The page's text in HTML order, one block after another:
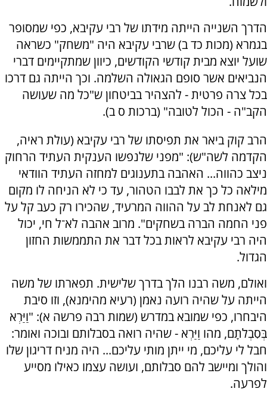
הדרך השנייה הייתה מידתו של רבי עקיבא, כפי שמסופר
בגמרא (מכות כד ב) שרבי עקיבא היה "משחק" כשראה
שועל יוצא מבית קודשי הקודשים, כיוון שמתקיימים דברי
הנביאים אשר סופם הגאולה השלמה. וכך הייתה גם דרכו
בכל צרה פרטית - להצהיר בביטחון ש"כל מה שעושה
הקב"ה - הכול לטובה" (ברכות ס ב).
הרב קוק ביאר את תפיסתו של רבי עקיבא (עולת ראיה,
הקדמה לשה"ש): "מפני שלנפשו הענקית העתיד הרחוק
ניצב כהווה... האהבה בתענוגים למחזה העתיד הוודאי
מילאה כל כך את לבבו הטהור, עד כי לא הניחה לו מקום
גם לאנחת לב על ההווה המרעיד, שהכירו רק כעב קל על
פני החמה הברה בשחקים". מרוב אהבה לא־ל חי, יכול
היה רבי עקיבא לראות בכל דבר את התממשות החזון
הגדול.
ואולם, משה רבנו הלך בדרך שלישית. תפארתו של משה
הייתה על שהיה רועה נאמן (רעיא מהימנא), וזו סיבת
היבחרו, כפי שמובא במדרש (שמות רבה פרשה א): "וַיַּרְא
בְּסִבְלֹתָם, מהו וַיַּרְא - שהיה רואה בסבלותם ובוכה ואומר:
חבל לי עליכם, מי ייתן מותי עליכם... היה מניח דריגון שלו
והולך ומיישב להם סבלותם, ועושה עצמו כאילו מסייע
לפרעה.